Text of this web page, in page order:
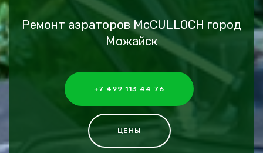
Ремонт аэраторов McCULLOCH город
Можайск
+7 499 113 44 76
ЦЕНЫ